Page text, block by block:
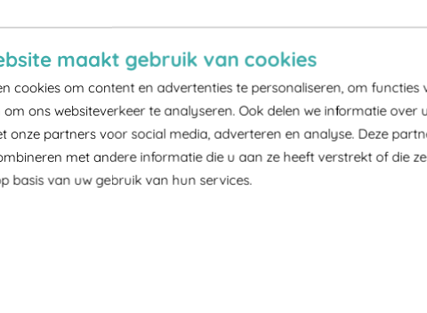
maakt gebruik van cookies
cookies om content en advertenties te personaliseren, om functies
om ons websiteverkeer te analyseren. Ook delen we informatie over
onze partners voor social media, adverteren en analyse. Deze
met andere informatie die u aan ze heeft verstrekt of die
basis van uw gebruik van hun services.